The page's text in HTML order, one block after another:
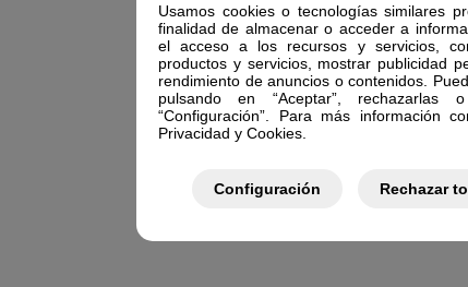
Usamos cookies o tecnologías similares
finalidad de almacenar o acceder a
el acceso a los recursos y servicios,
productos y servicios, mostrar publicidad
rendimiento de anuncios o contenidos.
pulsando en “Aceptar”,
“Configuración”. Para más información
Privacidad y Cookies.
Configuración Rechazar